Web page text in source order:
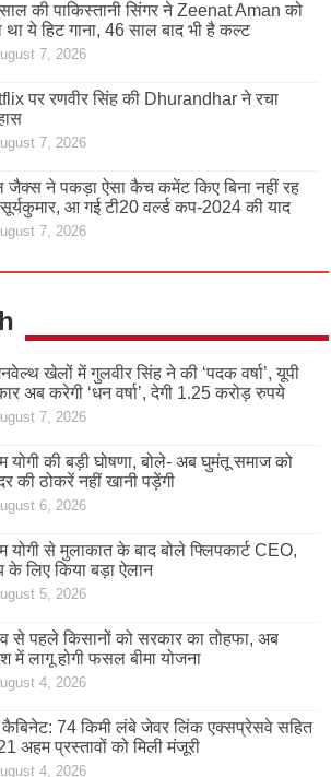
की पाकिस्तानी सिंगर ने Zeenat Aman को
था ये हिट गाना, 46 साल बाद भी है कल्ट
7, 2026
पर रणवीर सिंह की Dhurandhar ने रचा
7, 2026
जैक्स ने पकड़ा ऐसा कैच कमेंट किए बिना नहीं रह
सूर्यकुमार, आ गई टी20 वर्ल्ड कप-2024 की याद
7, 2026
खेलों में गुलवीर सिंह ने की ‘पदक वर्षा’, यूपी
अब करेगी ‘धन वर्षा’, देगी 1.25 करोड़ रुपये
7, 2026
योगी की बड़ी घोषणा, बोले- अब घुमंतू समाज को
की ठोकरें नहीं खानी पड़ेंगी
6, 2026
योगी से मुलाकात के बाद बोले फ्लिपकार्ट CEO,
के लिए किया बड़ा ऐलान
5, 2026
से पहले किसानों को सरकार का तोहफा, अब
में लागू होगी फसल बीमा योजना
4, 2026
कैबिनेट: 74 किमी लंबे जेवर लिंक एक्सप्रेसवे सहित
अहम प्रस्तावों को मिली मंजूरी
4, 2026